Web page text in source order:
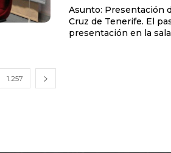
Asunto: Presentación
Cruz de Tenerife. El pasado 7 de Diciembre asistimos a la
presentación en la
1.257